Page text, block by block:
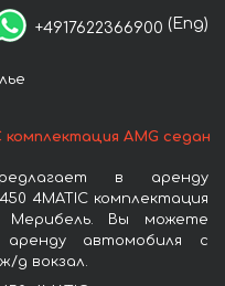
+4917622366900 (Eng)
AMG седан
в аренду
4MATIC комплектация
Вы можете
аренду автомобиля с
д вокзал.